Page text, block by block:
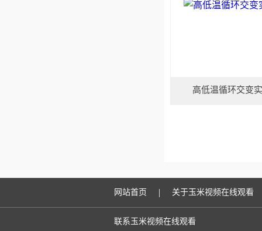
高低温循环交变
网站首页 | 关于玉米视频在线观看
联系玉米视频在线观看